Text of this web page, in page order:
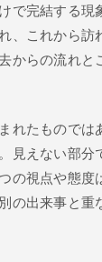
で完結する現
、これから訪
からの流れと
れたものでは
見えない部分
の視点や態度
の出来事と重